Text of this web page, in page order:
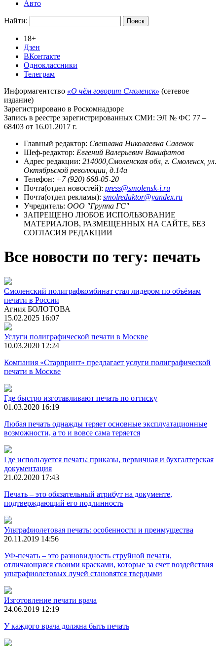
Авто
Найти:
18+
Дзен
ВКонтакте
Одноклассники
Телеграм
Информагентство «О чём говорит Смоленск» (сетевое
издание)
Зарегистрировано в Роскомнадзоре
Запись в реестре зарегистрированных СМИ: ЭЛ № ФС 77 –
68403 от 16.01.2017 г.
Главный редактор: Светлана Николаевна Савенок
Шеф-редактор: Евгений Валерьевич Ванифатов
Адрес редакции: 214000,Смоленская обл, г. Смоленск, ул.
Октябрьской революции, д.14а
Телефон: +7 (920) 668-05-20
Почта(отдел новостей): press@smolensk-i.ru
Почта(отдел рекламы): smolredaktor@yandex.ru
Учредитель: ООО "Группа ГС"
ЗАПРЕЩЕНО ЛЮБОЕ ИСПОЛЬЗОВАНИЕ
МАТЕРИАЛОВ, РАЗМЕЩЕННЫХ НА САЙТЕ, БЕЗ
СОГЛАСИЯ РЕДАКЦИИ
Все новости по тегу: печать
Смоленский полиграфкомбинат стал лидером по объёмам
печати в России
Агния БОЛОТОВА
15.02.2025 16:07
Услуги полиграфической печати в Москве
10.03.2020 12:24
Компания «Старпринт» предлагает услуги полиграфической
печати в Москве
Где быстро изготавливают печать по оттиску
01.03.2020 16:19
Любая печать однажды теряет основные эксплуатационные
возможности, а то и вовсе сама теряется
Где используется печать: приказы, первичная и бухгалтерская
документация
21.02.2020 17:43
Печать – это обязательный атрибут на документе,
подтверждающий его подлинность
Ультрафиолетовая печать: особенности и преимущества
20.11.2019 14:56
УФ-печать – это разновидность струйной печати,
отличающаяся своими красками, которые за счет воздействия
ультрафиолетовых лучей становятся твердыми
Изготовление печати врача
24.06.2019 12:19
У каждого врача должна быть печать